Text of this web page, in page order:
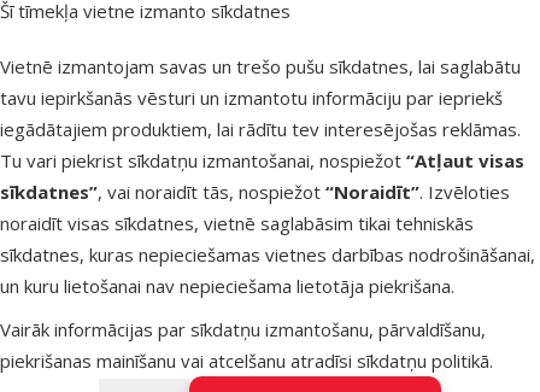
Šī tīmekļa vietne izmanto sīkdatnes
Vietnē izmantojam savas un trešo pušu sīkdatnes, lai saglabātu
tavu iepirkšanās vēsturi un izmantotu informāciju par iepriekš
iegādātajiem produktiem, lai rādītu tev interesējošas reklāmas.
Tu vari piekrist sīkdatņu izmantošanai, nospiežot “Atļaut visas
sīkdatnes”, vai noraidīt tās, nospiežot “Noraidīt”. Izvēloties
noraidīt visas sīkdatnes, vietnē saglabāsim tikai tehniskās
sīkdatnes, kuras nepieciešamas vietnes darbības nodrošināšanai,
un kuru lietošanai nav nepieciešama lietotāja piekrišana.
Vairāk informācijas par sīkdatņu izmantošanu, pārvaldīšanu,
piekrišanas mainīšanu vai atcelšanu atradīsi sīkdatņu politikā.
Noliktavā
Krūšu
AmiPlay
Harness
XL, 50-
Atsauksmes